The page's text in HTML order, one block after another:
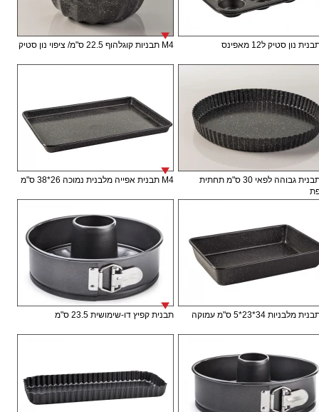
M4 תבניות קוגלהוף 22.5 ס"מ/ ציפוי נון סטיק
M4 תבנית גבוהה לפאי 30 ס"מ תחתית
M4 תבנית אפייה מלבנית נמוכה 26*38 ס"מ
תבנית קפיץ דו-שימושית 23.5 ס"מ